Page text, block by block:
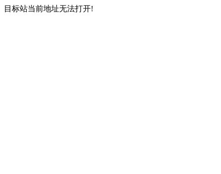
目标站当前地址无法打开!